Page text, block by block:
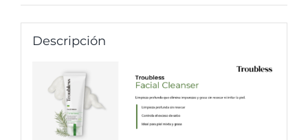
Descripción